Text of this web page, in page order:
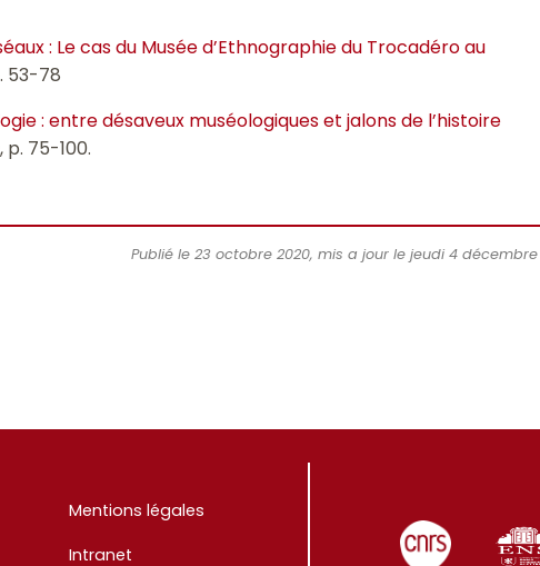
: Le cas du Musée d’Ethnographie du Trocadéro au
53-78
: entre désaveux muséologiques et jalons de l’histoire
p. 75-100.
Publié le 23 octobre 2020, mis a jour le jeudi 4 décembre
Mentions légales
Intranet